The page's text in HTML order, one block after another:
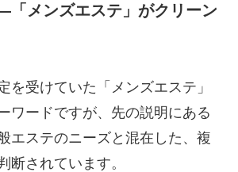
メンズエステ」がクリーン
を受けていた「メンズエステ」
ワードですが、先の説明にある
エステのニーズと混在した、複
断されています。